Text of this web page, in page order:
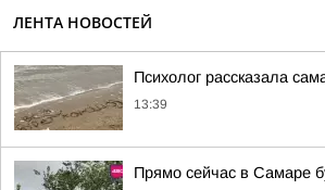
ЛЕНТА НОВОСТЕЙ
Психолог рассказала
13:39
Прямо сейчас в Самаре